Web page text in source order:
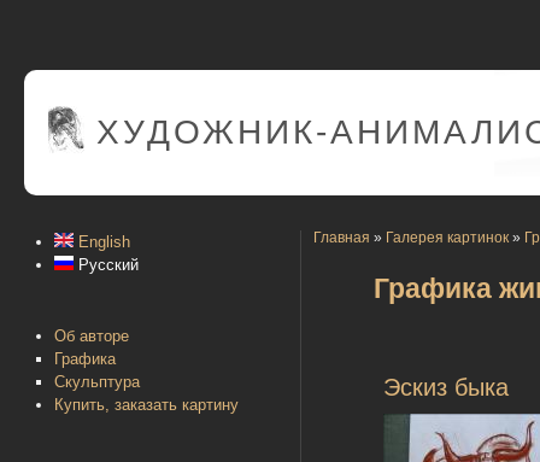
ХУДОЖНИК-
English
Русский
Об авторе
Графика
Скульптура
Купить, заказать картину
Главная » Галерея картинок »
Графика
Эскиз быка